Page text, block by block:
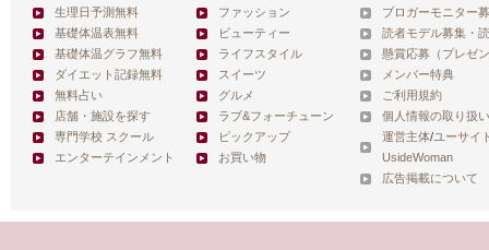
生理日予測無料
基礎体温表無料
基礎体温グラフ無料
ダイエット記録無料
無料占い
店舗・施設を探す
専門学校 スクール
エンターテインメント
ファッション
ビューティー
ライフスタイル
スイーツ
グルメ
ラブ&フォーチューン
ピックアップ
お買い物
ブロガーモニター
読者モデル募集・
懸賞応募（プレゼ
メンバー特典
ご利用規約
個人情報の取り扱
運営主体/ユーサイ
UsideWoman
広告掲載について